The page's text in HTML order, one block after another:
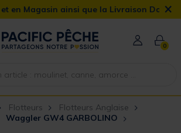
que la Livraison Domicile offerte dès×
0
Flotteurs
Flotteurs Anglaise
Waggler GW4 GARBOLINO